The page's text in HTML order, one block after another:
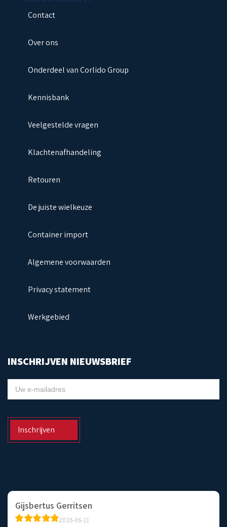
Contact
Over ons
Onderdeel van Corlido Group
Kennisbank
Veelgestelde vragen
Klachtenafhandeling
Retouren
De juiste wielkeuze
Container import
Algemene voorwaarden
Privacy statement
Werkgebied
INSCHRIJVEN NIEUWSBRIEF
NIEUWSBRIEF
Inschrijven
Gijsbertus Gerritsen
2026-06-11